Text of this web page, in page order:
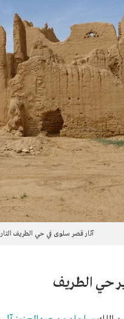
آثار قصر سلوى في حي الطريف
حي الطريف